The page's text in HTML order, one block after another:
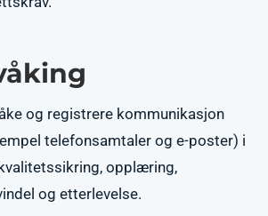
og registrere kommunikasjon
telefonsamtaler og e-poster) i
opplæring,
og etterlevelse.